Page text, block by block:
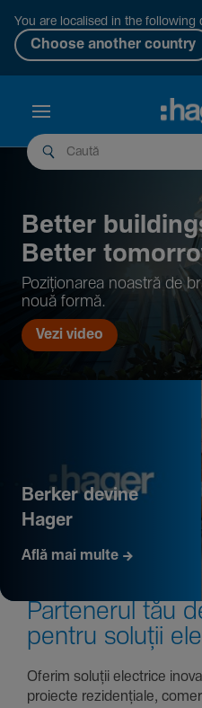
You are localised in the following
Choose another country
Better
Better
Pozi­țio­narea noastră de
nouă formă.
Vezi video
Berker devine
Hager
Află mai multe
Parte­nerul tău
pentru soluții
Oferim soluții electrice
proiecte rezi­den­țiale,